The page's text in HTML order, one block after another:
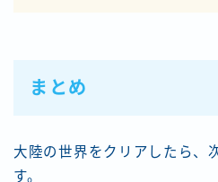
まとめ
大陸の世界をクリアしたら、
す。